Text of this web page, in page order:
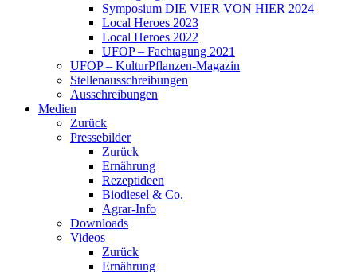
Symposium DIE VIER VON HIER 2024
Local Heroes 2023
Local Heroes 2022
UFOP – Fachtagung 2021
UFOP – KulturPflanzen-Magazin
Stellenausschreibungen
Ausschreibungen
Medien
Zurück
Pressebilder
Zurück
Ernährung
Rezeptideen
Biodiesel & Co.
Agrar-Info
Downloads
Videos
Zurück
Ernährung